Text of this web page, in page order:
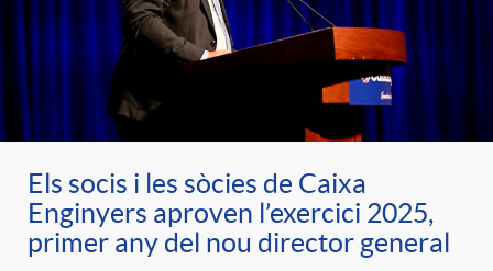
Els socis i les sòcies de Caixa
Enginyers aproven l’exercici 2025,
primer any del nou director general